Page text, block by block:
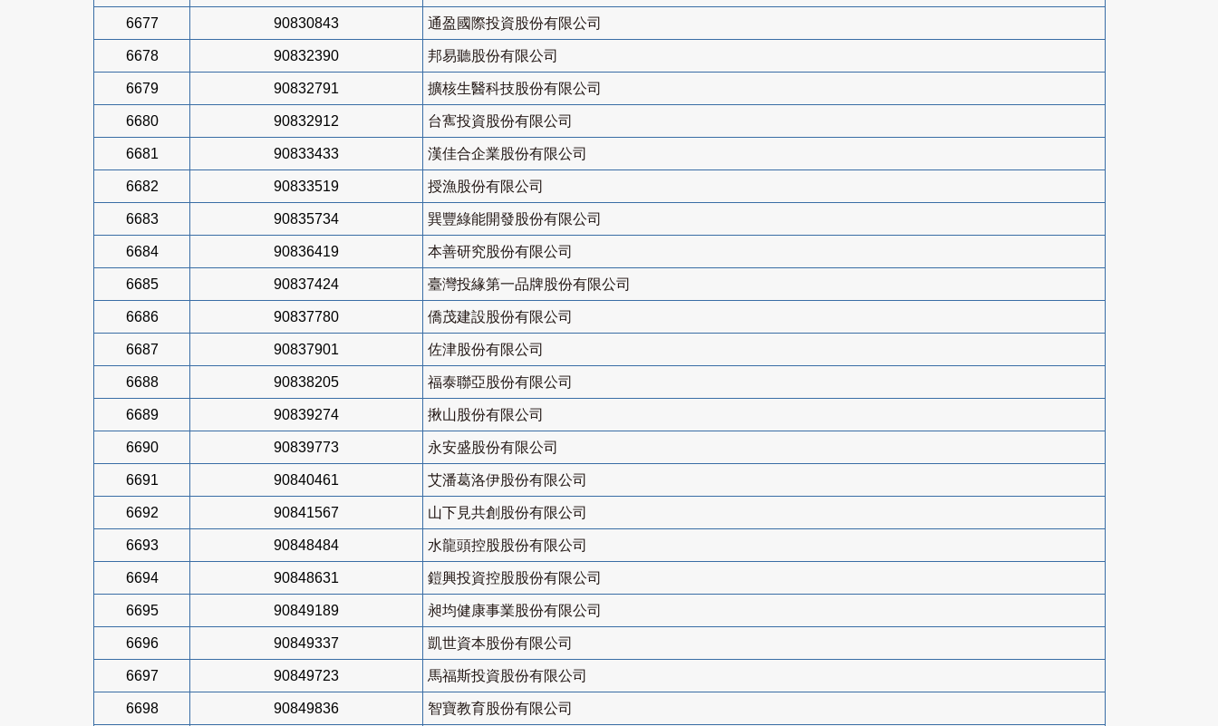
6677 90830843 通盈國際投資股份有限公司
6678 90832390 邦易聽股份有限公司
6679 90832791 擴核生醫科技股份有限公司
6680 90832912 台寯投資股份有限公司
6681 90833433 漢佳合企業股份有限公司
6682 90833519 授漁股份有限公司
6683 90835734 巽豐綠能開發股份有限公司
6684 90836419 本善研究股份有限公司
6685 90837424 臺灣投緣第一品牌股份有限公司
6686 90837780 僑茂建設股份有限公司
6687 90837901 佐津股份有限公司
6688 90838205 福泰聯亞股份有限公司
6689 90839274 揪山股份有限公司
6690 90839773 永安盛股份有限公司
6691 90840461 艾潘葛洛伊股份有限公司
6692 90841567 山下見共創股份有限公司
6693 90848484 水龍頭控股股份有限公司
6694 90848631 鎧興投資控股股份有限公司
6695 90849189 昶均健康事業股份有限公司
6696 90849337 凱世資本股份有限公司
6697 90849723 馬福斯投資股份有限公司
6698 90849836 智寶教育股份有限公司